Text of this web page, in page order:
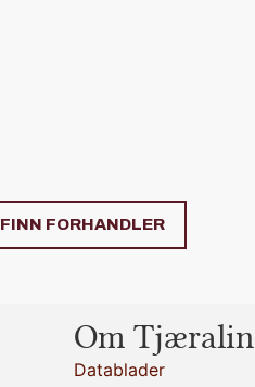
FINN FORHANDLER
Om Tjæralin
Datablader